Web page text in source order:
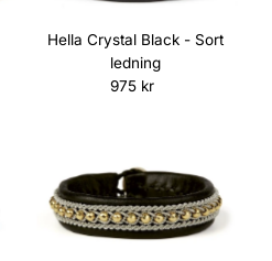
Hella Crystal Black - Sort
ledning
Normalpris
975 kr